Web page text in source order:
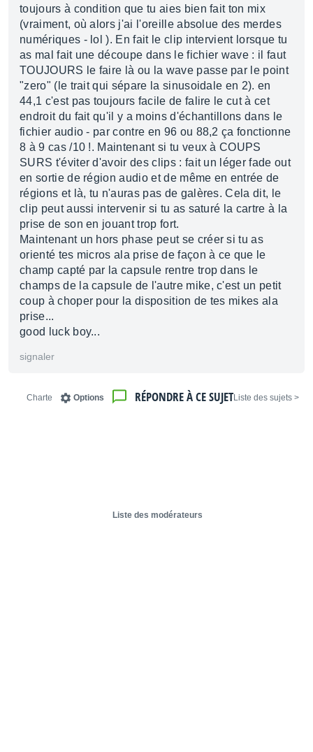
toujours à condition que tu aies bien fait ton mix
(vraiment, où alors j'ai l'oreille absolue des merdes
numériques - lol ). En fait le clip intervient lorsque tu
as mal fait une découpe dans le fichier wave : il faut
TOUJOURS le faire là ou la wave passe par le point
"zero" (le trait qui sépare la sinusoidale en 2). en
44,1 c'est pas toujours facile de falire le cut à cet
endroit du fait qu'il y a moins d'échantillons dans le
fichier audio - par contre en 96 ou 88,2 ça fonctionne
8 à 9 cas /10 !. Maintenant si tu veux à COUPS
SURS t'éviter d'avoir des clips : fait un léger fade out
en sortie de région audio et de même en entrée de
régions et là, tu n'auras pas de galères. Cela dit, le
clip peut aussi intervenir si tu as saturé la cartre à la
prise de son en jouant trop fort.
Maintenant un hors phase peut se créer si tu as
orienté tes micros ala prise de façon à ce que le
champ capté par la capsule rentre trop dans le
champs de la capsule de l'autre mike, c'est un petit
coup à choper pour la disposition de tes mikes ala
prise...
good luck boy...
signaler
< Liste des sujets
RÉPONDRE À CE SUJET
Options
Charte
Liste des modérateurs